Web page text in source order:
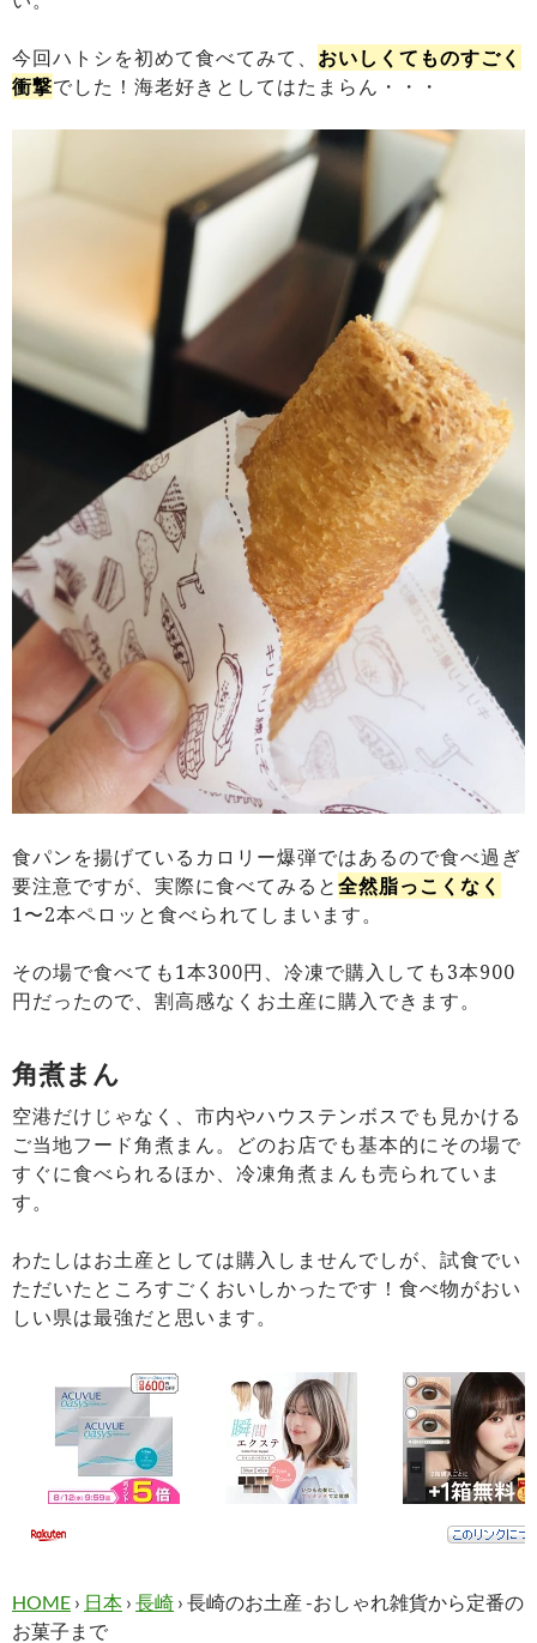
今回ハトシを初めて食べてみて、 おいしくてものすごく
衝撃でした！海老好きとしてはたまらん・・・
食パンを揚げているカロリー爆弾ではあるので食べ過ぎ
要注意ですが、実際に食べてみると全然脂っこくなく
1〜2本ペロッと食べられてしまいます。
その場で食べても1本300円、冷凍で購入しても3本900
円だったので、割高感なくお土産に購入できます。
角煮まん
空港だけじゃなく、市内やハウステンボスでも見かける
ご当地フード角煮まん。どのお店でも基本的にその場で
すぐに食べられるほか、冷凍角煮まんも売られていま
す。
わたしはお土産としては購入しませんでしが、試食でい
ただいたところすごくおいしかったです！食べ物がおい
しい県は最強だと思います。
HOME › 日本 › 長崎 › 長崎のお土産 -おしゃれ雑貨から定番の
お菓子まで